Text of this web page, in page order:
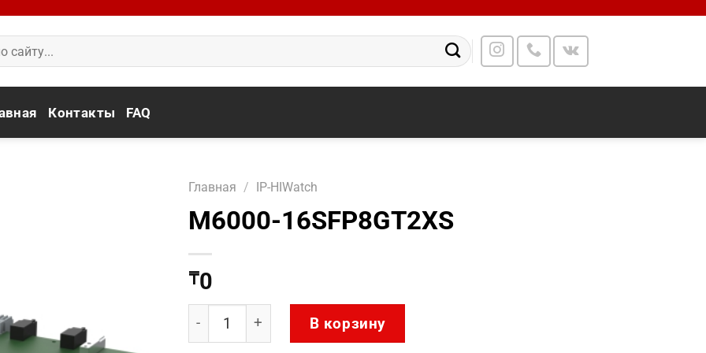
Контакты FAQ
Главная / IP-HIWatch
M6000-16SFP8GT2XS
₸0
Количество товара M6000-16SFP8GT2XS
В корзину